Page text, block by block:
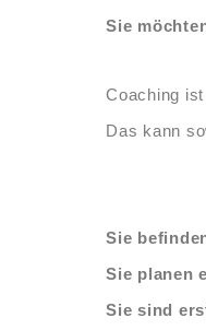
Sie
Coaching
Das kann
Sie
Sie planen
Sie sind